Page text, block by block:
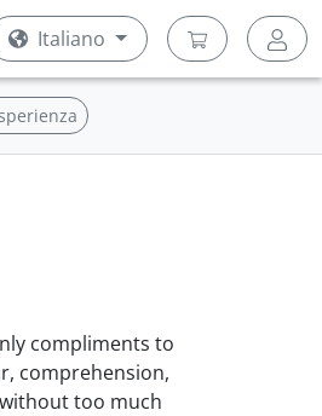
Italiano
compliments to
comprehension,
too much